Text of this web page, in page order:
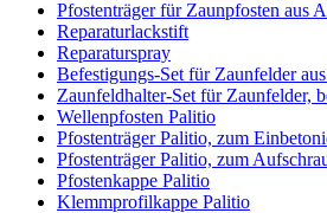
Pfostenträger für Zaunpfosten aus
Reparaturlackstift
Reparaturspray
Befestigungs-Set für Zaunfelder
Zaunfeldhalter-Set für Zaunfelder,
Wellenpfosten Palitio
Pfostenträger Palitio, zum
Pfostenträger Palitio, zum
Pfostenkappe Palitio
Klemmprofilkappe Palitio